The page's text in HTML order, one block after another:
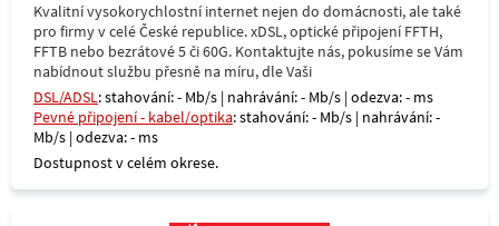
Kvalitní vysokorychlostní internet nejen do domácnosti, ale také
pro firmy v celé České republice. xDSL, optické připojení FFTH,
FFTB nebo bezrátové 5 či 60G. Kontaktujte nás, pokusíme se Vám
nabídnout službu přesně na míru, dle Vaši
DSL/ADSL: stahování: - Mb/s | nahrávání: - Mb/s | odezva: - ms
Pevné připojení - kabel/optika: stahování: - Mb/s | nahrávání: -
Mb/s | odezva: - ms
Dostupnost v celém okrese.